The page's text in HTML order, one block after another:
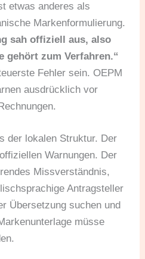
etwas anderes als
Markenformulierung.
sah offiziell aus, also
gehört zum Verfahren.“
Fehler sein. OEPM
ausdrücklich vor
der lokalen Struktur. Der
Warnungen. Der
Missverständnis,
Antragsteller
Übersetzung suchen und
müsse